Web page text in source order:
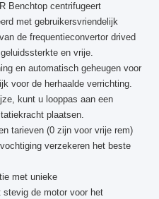
Benchtop centrifugeert
met gebruikersvriendelijk
de frequentieconvertor drived
en vrije.
en automatisch geheugen voor
voor de herhaalde verrichting.
kunt u looppas aan een
plaatsen.
tarieven (0 zijn voor vrije rem)
verzekeren het beste
met unieke
stevig de motor voor het